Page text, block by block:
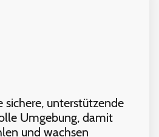
sichere, unterstützende
Umgebung, damit
und wachsen